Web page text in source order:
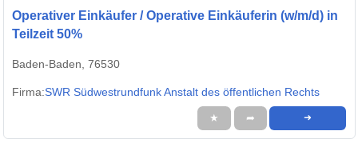
Operativer Einkäufer / Operative Einkäuferin (w/m/d) in
Teilzeit 50%
Baden-Baden, 76530
Firma:SWR Südwestrundfunk Anstalt des öffentlichen Rechts
★ ➦ ➜